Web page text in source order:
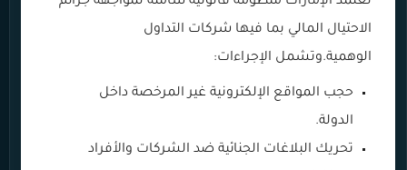
الاحتيال المالي بما فيها شركات التداول
الوهمية.وتشمل الإجراءات:
حجب المواقع الإلكترونية غير المرخصة داخل
الدولة.
تحريك البلاغات الجنائية ضد الشركات والأفراد